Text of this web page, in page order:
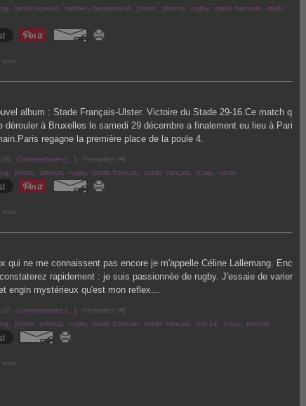
lionel beauxis mathieu bastareaud photo photos rugby, stade francais
stade
vote
album : Stade Français-Ulster. Victoire du Stade 29-16.Ce match q
dérouler à Bruxelles le samedi 29 décembre a finalement eu lieu à Pari
regagne la première place de la poule 4.
- Commentaires [ ] - Permalien [#]
photo photos rugby, stade francais stade français hcup ulster
vote
qui ne me connaissent pas encore je m'appelle Céline Lallemang. Enc
rapidement : je suis passionnée de rugby. J'essaie de varier
engin mystérieux qu'est mon reflex...
- Commentaires [ ] - Permalien [#]
photo photos rugby, stade francais stade français top 14 hcup portrait
vote